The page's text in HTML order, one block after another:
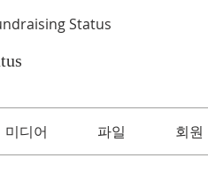
Status
미디어 파일 회원